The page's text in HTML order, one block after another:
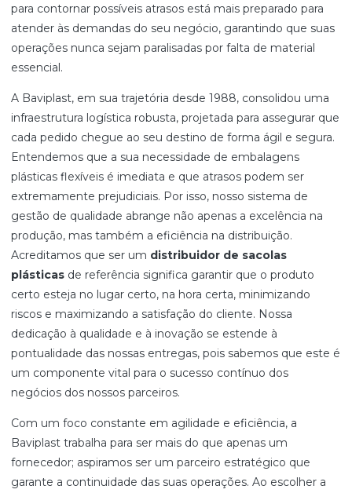
para contornar possíveis atrasos está mais preparado para
atender às demandas do seu negócio, garantindo que suas
operações nunca sejam paralisadas por falta de material
essencial.
A Baviplast, em sua trajetória desde 1988, consolidou uma
infraestrutura logística robusta, projetada para assegurar que
cada pedido chegue ao seu destino de forma ágil e segura.
Entendemos que a sua necessidade de embalagens
plásticas flexíveis é imediata e que atrasos podem ser
extremamente prejudiciais. Por isso, nosso sistema de
gestão de qualidade abrange não apenas a excelência na
produção, mas também a eficiência na distribuição.
Acreditamos que ser um distribuidor de sacolas
plásticas de referência significa garantir que o produto
certo esteja no lugar certo, na hora certa, minimizando
riscos e maximizando a satisfação do cliente. Nossa
dedicação à qualidade e à inovação se estende à
pontualidade das nossas entregas, pois sabemos que este é
um componente vital para o sucesso contínuo dos
negócios dos nossos parceiros.
Com um foco constante em agilidade e eficiência, a
Baviplast trabalha para ser mais do que apenas um
fornecedor; aspiramos ser um parceiro estratégico que
garante a continuidade das suas operações. Ao escolher a